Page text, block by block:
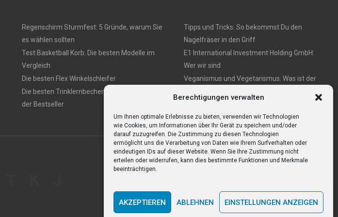
Berechtigungen verwalten
Um Ihnen optimale Erlebnisse zu bieten, verwenden wir Technologien
wie Cookies, um Informationen über Ihr Gerät zu speichern und/oder
darauf zuzugreifen. Die Zustimmung zu diesen Technologien
ermöglicht uns die Verarbeitung von Daten wie Ihrem Surfverhalten oder
eindeutigen IDs auf dieser Website. Wenn Sie Ihre Zustimmung nicht
erteilen oder widerrufen, kann dies bestimmte Funktionen und Merkmale
beeinträchtigen.
AKZEPTIEREN ABLEHNEN EINSTELLUNGEN ANZEIGEN
Regenschirm Sturmfest: 5 Gründe, warum Sie
es wählen sollten
Test Basketball Korb: Die besten Modelle im
Vergleich
Die besten Flex Winkelschleifer
Die besten Trinklernbecher – Eine Übersicht
der Bestseller
Tipps und Tricks: So bekommst Du den
Nagelfräser in den Griff
E1 International Investment Holding GmbH:
Wer wir sind
Veganismus und Vegetarismus: Was ist der
Aufmerksamkeit erregt.